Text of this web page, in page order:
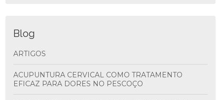
Blog
ARTIGOS
ACUPUNTURA CERVICAL COMO TRATAMENTO
EFICAZ PARA DORES NO PESCOÇO